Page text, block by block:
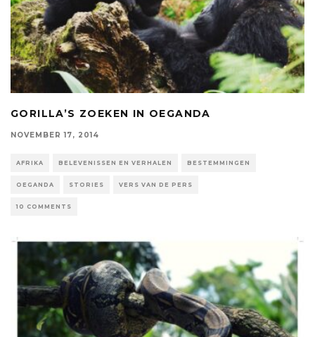
GORILLA’S ZOEKEN IN OEGANDA
NOVEMBER 17, 2014
AFRIKA BELEVENISSEN EN VERHALEN BESTEMMINGEN
OEGANDA STORIES VERS VAN DE PERS
10 COMMENTS